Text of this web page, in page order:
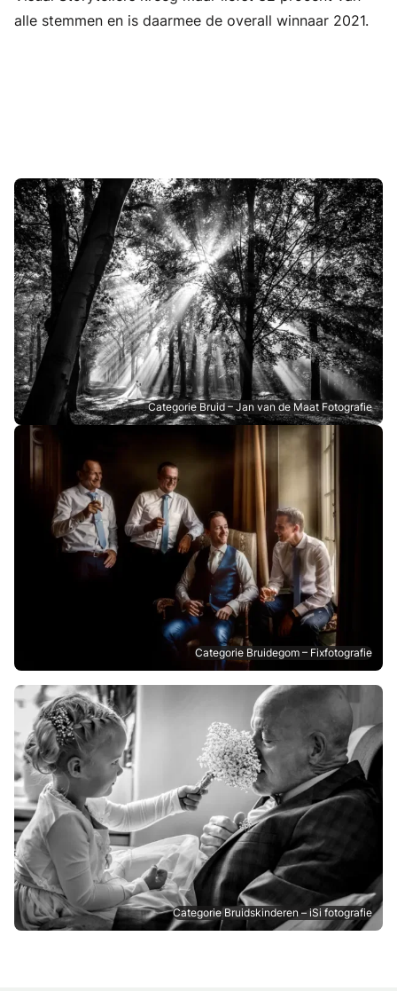
alle stemmen en is daarmee de overall winnaar 2021.
Categorie Bruid – Jan van de Maat Fotografie
Categorie Bruidegom – Fixfotografie
Categorie Bruidskinderen – iSi fotografie